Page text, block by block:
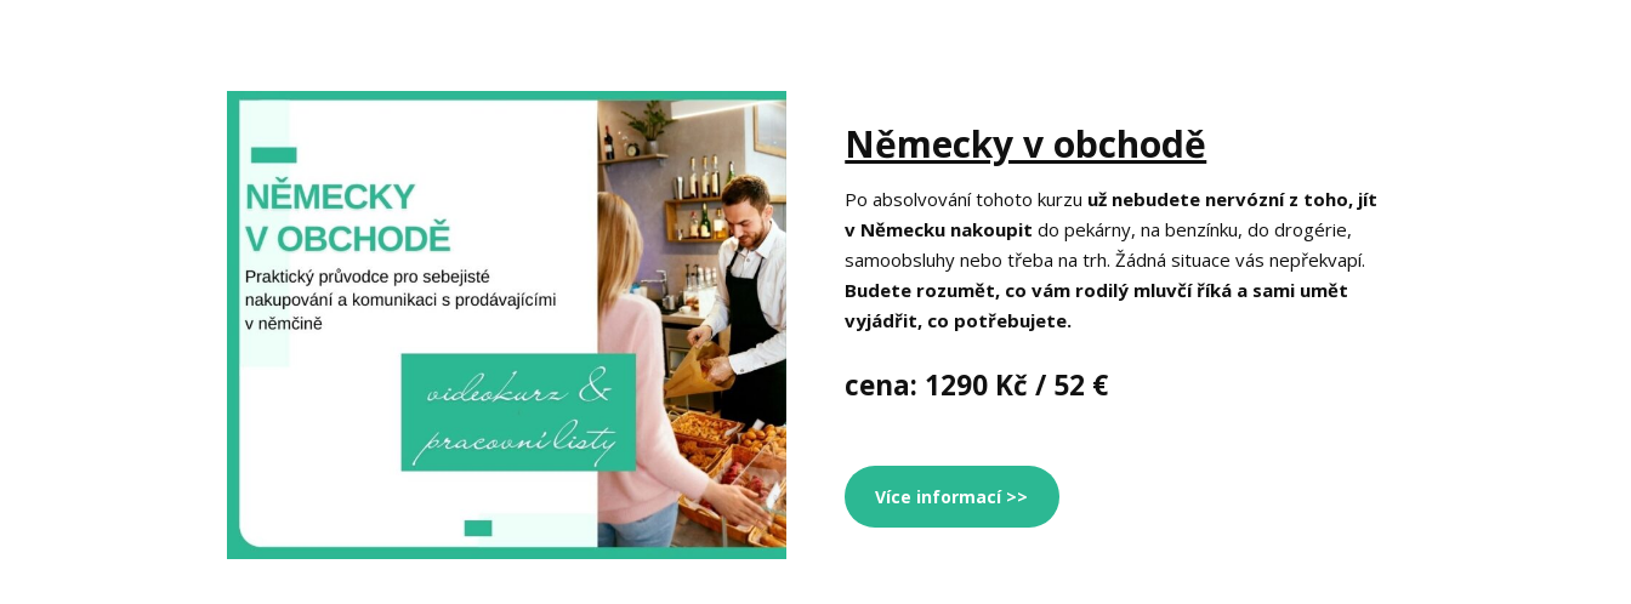
Německy v obchodě
Po absolvování tohoto kurzu už nebudete nervózní z toho, jít
v Německu nakoupit do pekárny, na benzínku, do drogérie,
samoobsluhy nebo třeba na trh. Žádná situace vás nepřekvapí.
Budete rozumět, co vám rodilý mluvčí říká a sami umět
vyjádřit, co potřebujete.
cena: 1290 Kč / 52 €
Více informací >>